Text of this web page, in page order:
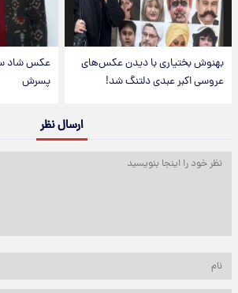
بهنوش بختیاری با دیدن عکس‌های
عروسی اکبر عبدی دلتنگ شد!
عکس شاد
پسرش
ارسال نظر